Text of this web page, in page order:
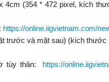
4cm (354 * 472 pixel, kích
https://online.iigvietnam.com/
trước và mặt sau) (kích
tùy thân:
https://